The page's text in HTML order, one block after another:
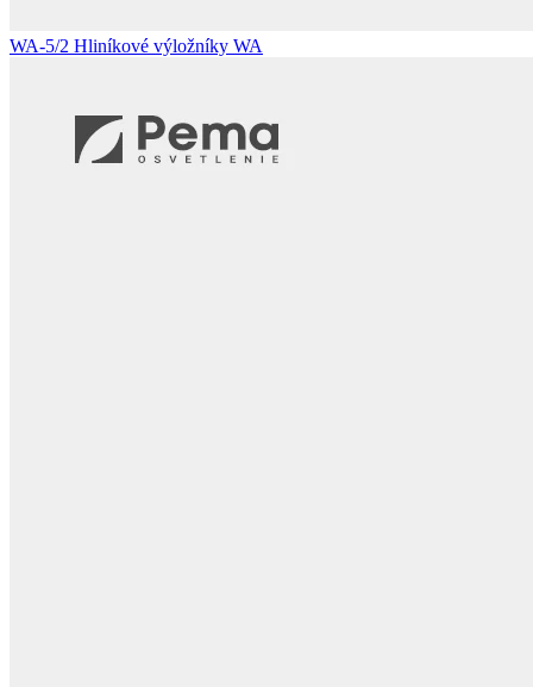
WA-5/2 Hliníkové výložníky WA